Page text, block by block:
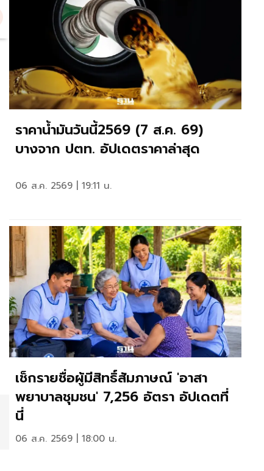
ราคาน้ำมันวันนี้2569 (7 ส.ค. 69)
บางจาก ปตท. อัปเดตราคาล่าสุด
06 ส.ค. 2569 | 19:11 น.
เช็กรายชื่อผู้มีสิทธิ์สัมภาษณ์ 'อาสา
พยาบาลชุมชน' 7,256 อัตรา อัปเดตที่
นี่
06 ส.ค. 2569 | 18:00 น.